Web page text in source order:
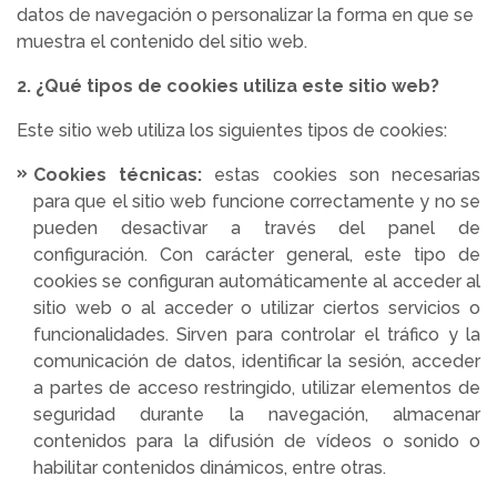
datos de navegación o personalizar la forma en que se
muestra el contenido del sitio web.
2. ¿Qué tipos de cookies utiliza este sitio web?
Este sitio web utiliza los siguientes tipos de cookies:
Cookies técnicas: estas cookies son necesarias
para que el sitio web funcione correctamente y no se
pueden desactivar a través del panel de
configuración. Con carácter general, este tipo de
cookies se configuran automáticamente al acceder al
sitio web o al acceder o utilizar ciertos servicios o
funcionalidades. Sirven para controlar el tráfico y la
comunicación de datos, identificar la sesión, acceder
a partes de acceso restringido, utilizar elementos de
seguridad durante la navegación, almacenar
contenidos para la difusión de vídeos o sonido o
habilitar contenidos dinámicos, entre otras.